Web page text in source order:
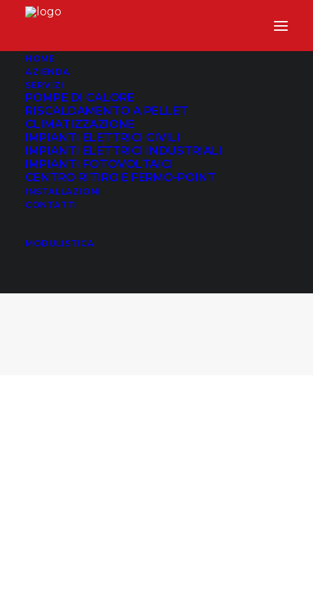
HOME
AZIENDA
SERVIZI
POMPE DI CALORE
RISCALDAMENTO A PELLET
CLIMATIZZAZIONE
IMPIANTI ELETTRICI CIVILI
IMPIANTI ELETTRICI INDUSTRIALI
IMPIANTI FOTOVOLTAICI
CENTRO RITIRO E FERMO-POINT
INSTALLAZIONI
CONTATTI
MODULISTICA